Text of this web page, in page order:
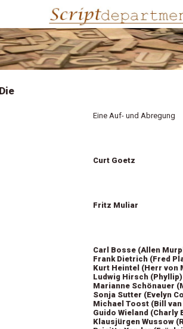
Eine Auf- und Abregung
Curt Goetz
Fritz Muliar
Carl Bosse (Allen
Frank Dietrich (Fred
Kurt Heintel (Herr von
Ludwig Hirsch (Phyllip)
Marianne Schönauer
Sonja Sutter (Evelyn
Michael Toost (Bill van
Guido Wieland (Charly
Klausjürgen Wussow